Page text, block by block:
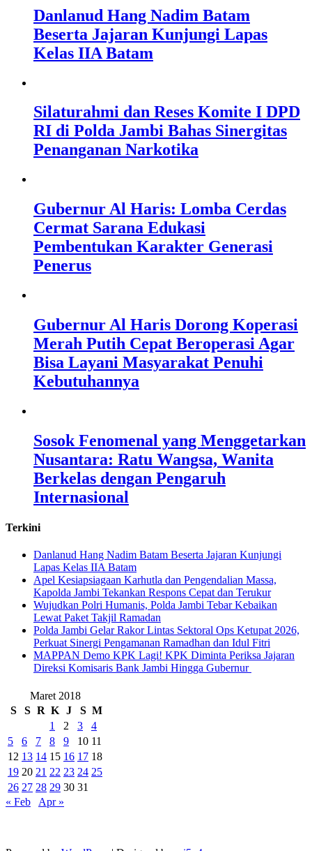
Danlanud Hang Nadim Batam
Beserta Jajaran Kunjungi Lapas
Kelas IIA Batam
Silaturahmi dan Reses Komite I DPD
RI di Polda Jambi Bahas Sinergitas
Penanganan Narkotika
Gubernur Al Haris: Lomba Cerdas
Cermat Sarana Edukasi
Pembentukan Karakter Generasi
Penerus
Gubernur Al Haris Dorong Koperasi
Merah Putih Cepat Beroperasi Agar
Bisa Layani Masyarakat Penuhi
Kebutuhannya
Sosok Fenomenal yang Menggetarkan
Nusantara: Ratu Wangsa, Wanita
Berkelas dengan Pengaruh
Internasional
Terkini
Danlanud Hang Nadim Batam Beserta Jajaran Kunjungi
Lapas Kelas IIA Batam
Apel Kesiapsiagaan Karhutla dan Pengendalian Massa,
Kapolda Jambi Tekankan Respons Cepat dan Terukur
Wujudkan Polri Humanis, Polda Jambi Tebar Kebaikan
Lewat Paket Takjil Ramadan
Polda Jambi Gelar Rakor Lintas Sektoral Ops Ketupat 2026,
Perkuat Sinergi Pengamanan Ramadhan dan Idul Fitri
‎MAPPAN Demo KPK Lagi! KPK Diminta Periksa Jajaran
Direksi Komisaris Bank Jambi Hingga Gubernur ‎
Maret 2018
S
S R K J S M
1
2 3
4
5
6 7 8 9 10 11
12 13 14 15 16 17 18
19 20 21 22 23 24 25
26 27 28 29 30 31
« Feb
Apr »